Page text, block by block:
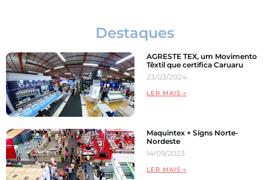
Destaques
AGRESTE TEX, um Movimento
Têxtil que certifica Caruaru
23/03/2024
LER MAIS »
Maquintex + Signs Norte-
Nordeste
14/09/2023
LER MAIS »